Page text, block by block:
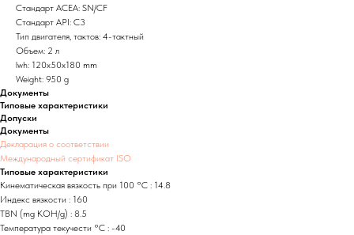
Стандарт ACEA: SN/CF
Стандарт API: C3
Тип двигателя, тактов: 4-тактный
Объем: 2 л
lwh: 120x50x180 mm
Weight: 950 g
Документы
Типовые характеристики
Допуски
Документы
Декларация о соответствии
Международный сертификат ISO
Типовые характеристики
Кинематическая вязкость при 100 °C : 14.8
Индекс вязкости : 160
TBN (mg KOH/g) : 8.5
Температура текучести °C : -40